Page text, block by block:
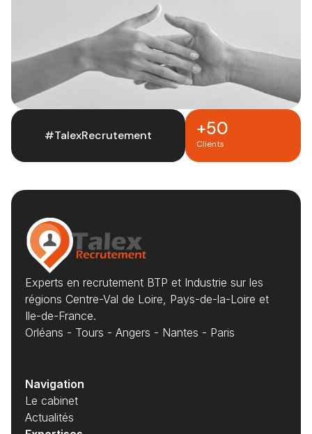
#TalexRecrutement +50
Clients
Experts en recrutement BTP et Industrie sur les
régions Centre-Val de Loire, Pays-de-la-Loire et
Ile-de-France.
Orléans - Tours - Angers - Nantes - Paris
Navigation
Le cabinet
Actualités